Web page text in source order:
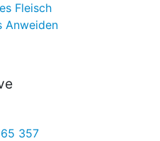
Fleisch
Anweiden
357